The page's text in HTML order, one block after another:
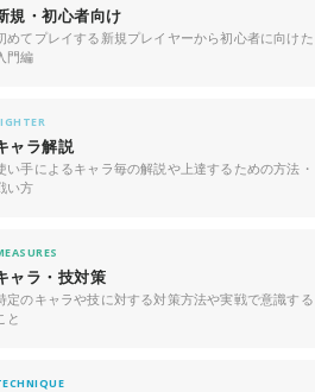
規・初心者向け
めてプレイする新規プレイヤーから初心者に向けた
門編
ャラ解説
い手によるキャラ毎の解説や上達するための方法・
い方
ャラ・技対策
定のキャラや技に対する対策方法や実戦で意識する
と